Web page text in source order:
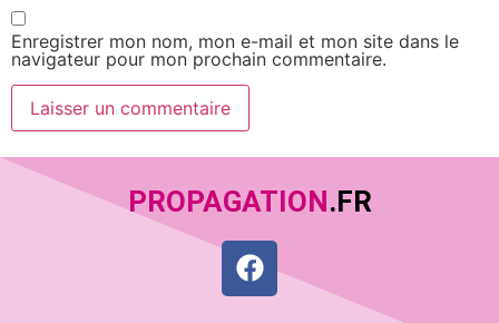
Enregistrer mon nom, mon e-mail et mon site dans le
navigateur pour mon prochain commentaire.
PROPAGATION.FR